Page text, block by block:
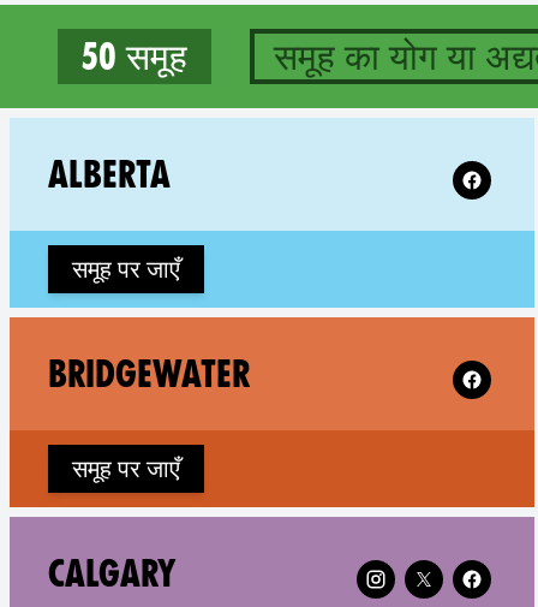
50 समूह समूह का योग या
50 groups in Canada
ALBERTA Follow
समूह पर जाएँ
BRIDGEWATER Follow
समूह पर जाएँ
CALGARY Follow XR Calgary on